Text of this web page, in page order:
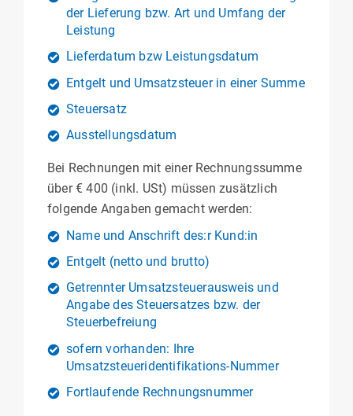
der Lieferung bzw. Art und Umfang der
Leistung
Lieferdatum bzw Leistungsdatum
Entgelt und Umsatzsteuer in einer Summe
Steuersatz
Ausstellungsdatum
Bei Rechnungen mit einer Rechnungssumme
über € 400 (inkl. USt) müssen zusätzlich
folgende Angaben gemacht werden:
Name und Anschrift des:r Kund:in
Entgelt (netto und brutto)
Getrennter Umsatzsteuerausweis und
Angabe des Steuersatzes bzw. der
Steuerbefreiung
sofern vorhanden: Ihre
Umsatzsteueridentifikations-Nummer
Fortlaufende Rechnungsnummer